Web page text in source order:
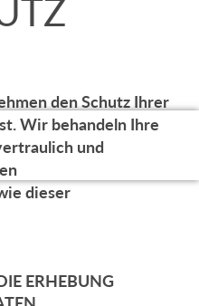
den Schutz Ihrer
Wir behandeln Ihre
und
dieser
ERHEBUNG